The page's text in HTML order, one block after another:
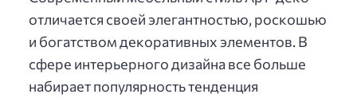
отличается своей элегантностью, роскошью
и богатством декоративных элементов. В
сфере интерьерного дизайна все больше
набирает популярность тенденция